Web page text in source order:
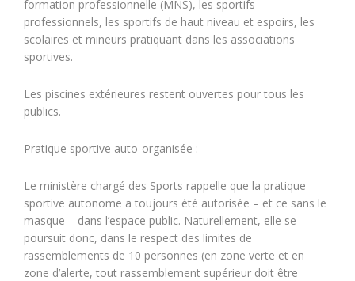
formation professionnelle (MNS), les sportifs
professionnels, les sportifs de haut niveau et espoirs, les
scolaires et mineurs pratiquant dans les associations
sportives.
Les piscines extérieures restent ouvertes pour tous les
publics.
Pratique sportive auto-organisée :
Le ministère chargé des Sports rappelle que la pratique
sportive autonome a toujours été autorisée – et ce sans le
masque – dans l’espace public. Naturellement, elle se
poursuit donc, dans le respect des limites de
rassemblements de 10 personnes (en zone verte et en
zone d’alerte, tout rassemblement supérieur doit être